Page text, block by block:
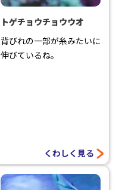
トゲチョウチョウウオ
背びれの一部が糸みたいに
伸びているね。
くわしく見る